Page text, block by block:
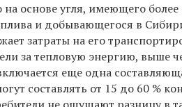
основе угля, имеющего
и добывающегося в
затраты на его
за тепловую энергию, выше
еще одна
составлять от 15 до 60 %